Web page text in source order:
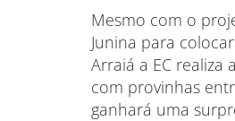
Mesmo com o
Junina para
Arraiá a EC realiza
com provinhas
ganhará uma